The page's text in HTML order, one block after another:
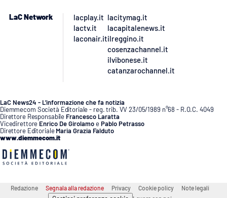
LaC Network
lacplay.it
lactv.it
laconair.it
lacitymag.it
lacapitalenews.it
ilreggino.it
cosenzachannel.it
ilvibonese.it
catanzarochannel.it
LaC News24 - L’informazione che fa notizia
Diemmecom Società Editoriale - reg. trib. VV 23/05/1989 n°68 - R.O.C. 4049
Direttore Responsabile Francesco Laratta
Vicedirettore Enrico De GirolamoePablo Petrasso
Direttore Editoriale Maria Grazia Falduto
www.diemmecom.it
Redazione Segnala alla redazione Privacy Cookie policy Note legali